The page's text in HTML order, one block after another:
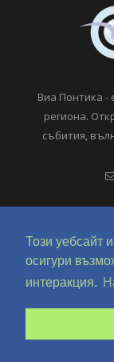
Този уебсайт
осигури
интеракция.
Виа Понтика -
региона.
събития,
Copyright ©